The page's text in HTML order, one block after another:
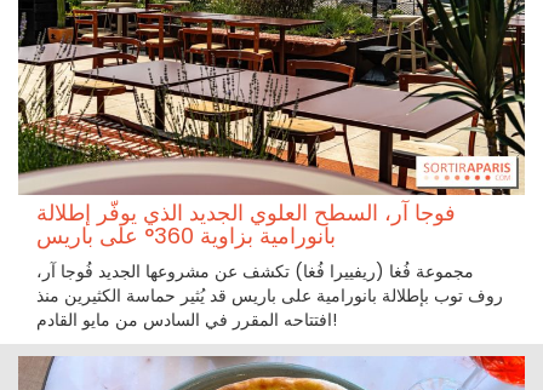
فوجا آر، السطح العلوي الجديد الذي يوفّر إطلالة
بانورامية بزاوية 360° على باريس
مجموعة فُغا (ريفييرا فُغا) تكشف عن مشروعها الجديد فُوجا آر،
روف توب بإطلالة بانورامية على باريس قد يُثير حماسة الكثيرين منذ
افتتاحه المقرر في السادس من مايو القادم!